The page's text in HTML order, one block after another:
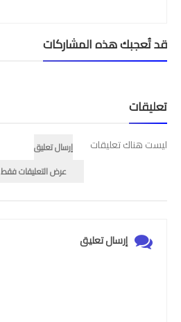
قد تُعجبك هذه المشاركات
تعليقات
ليست هناك تعليقات
إرسال تعليق
عرض التعليقات فقط
إرسال تعليق